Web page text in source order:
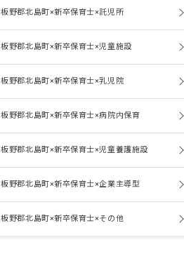
板野郡北島町×新卒保育士×託児所
板野郡北島町×新卒保育士×児童施設
板野郡北島町×新卒保育士×乳児院
板野郡北島町×新卒保育士×病院内保育
板野郡北島町×新卒保育士×児童養護施設
板野郡北島町×新卒保育士×企業主導型
板野郡北島町×新卒保育士×その他